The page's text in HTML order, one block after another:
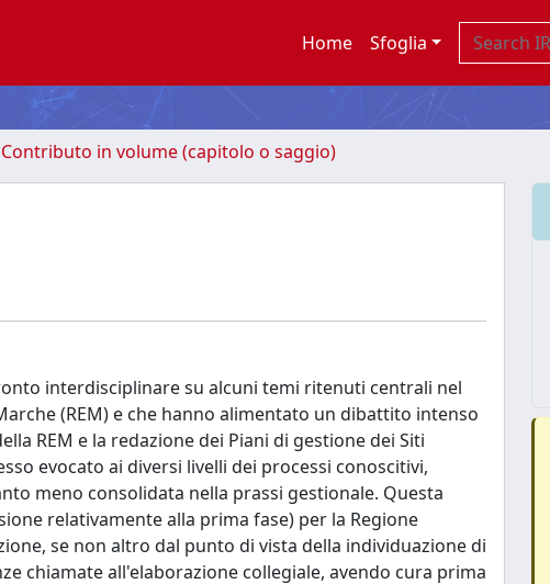
Home Sfoglia
in volume (capitolo o saggio)
interdisciplinare su alcuni temi ritenuti centrali nel
(REM) e che hanno alimentato un dibattito intenso
REM e la redazione dei Piani di gestione dei Siti
evocato ai diversi livelli dei processi conoscitivi,
meno consolidata nella prassi gestionale. Questa
relativamente alla prima fase) per la Regione
se non altro dal punto di vista della individuazione di
chiamate all'elaborazione collegiale, avendo cura prima